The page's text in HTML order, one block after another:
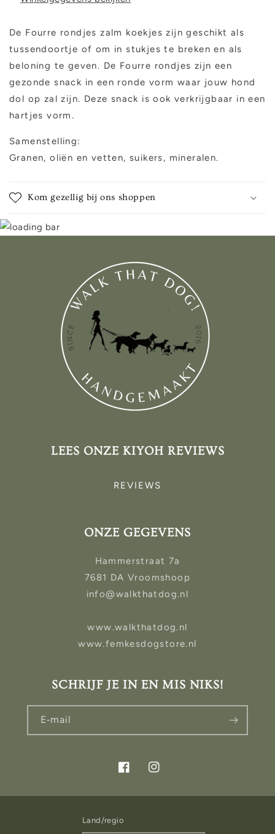
De Fourre rondjes zalm koekjes zijn geschikt als
tussendoortje of om in stukjes te breken en als
beloning te geven. De Fourre rondjes zijn een
gezonde snack in een ronde vorm waar jouw hond
dol op zal zijn. Deze snack is ook verkrijgbaar in een
hartjes vorm.
Samenstelling:
Granen, oliën en vetten, suikers, mineralen.
Kom gezellig bij ons shoppen
LEES ONZE KIYOH REVIEWS
REVIEWS
ONZE GEGEVENS
Hammerstraat 7a
7681 DA Vroomshoop
info@walkthatdog.nl
www.walkthatdog.nl
www.femkesdogstore.nl
SCHRIJF JE IN EN MIS NIKS!
E‑mail
FacebookInstagram
Land/regio